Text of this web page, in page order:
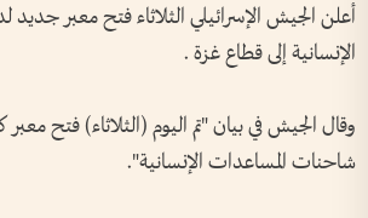
أعلن الجيش الإسرائيلي الثلاثاء فتح معبر
الإنسانية إلى قطاع غزة .
وقال الجيش في بيان "تم اليوم (الثلاثاء) فتح
شاحنات المساعدات الإنسانية".